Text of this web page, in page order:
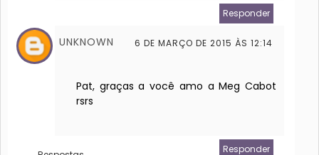
Responder
UNKNOWN 6 DE MARÇO DE 2015 ÀS 12:14
Pat, graças a você amo a Meg Cabot
rsrs
Responder